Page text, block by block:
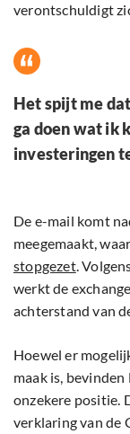
verontschuldigt
Het spijt me
ga doen wat ik
investeringen
De e-mail komt
meegemaakt,
stopgezet.
werkt de
achterstand van
Hoewel er
maak is, bevinden
onzekere positie.
verklaring van de